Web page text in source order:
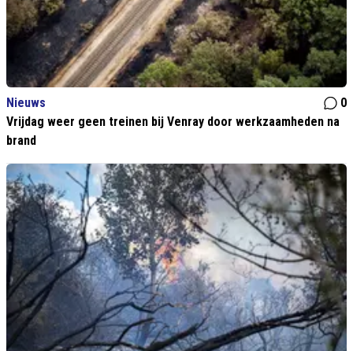
Nieuws
0
Vrijdag weer geen treinen bij Venray door werkzaamheden na
brand